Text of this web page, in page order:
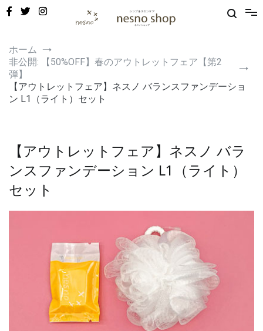
nesno（ネスノ）公式
ホーム
非公開: 【50%OFF】春のアウトレットフェア【第2
弾】
【アウトレットフェア】ネスノ バランスファンデーショ
ン L1（ライト）セット
【アウトレットフェア】ネスノ バラ
ンスファンデーション L1（ライト）
セット